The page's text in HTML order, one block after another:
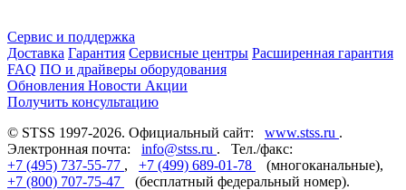
Сервис и поддержка
Доставка Гарантия Сервисные центры Расширенная гарантия
FAQ ПО и драйверы оборудования
Обновления Новости Акции
Получить консультацию
© STSS 1997-2026. Официальный сайт: www.stss.ru .
Электронная почта: info@stss.ru . Тел./факс:
+7 (495) 737-55-77 , +7 (499) 689-01-78
(многоканальные),
+7 (800) 707-75-47
(бесплатный федеральный номер).